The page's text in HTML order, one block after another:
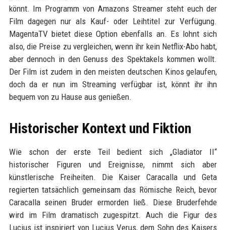
könnt. Im Programm von Amazons Streamer steht euch der
Film dagegen nur als Kauf- oder Leihtitel zur Verfügung.
MagentaTV bietet diese Option ebenfalls an. Es lohnt sich
also, die Preise zu vergleichen, wenn ihr kein Netflix-Abo habt,
aber dennoch in den Genuss des Spektakels kommen wollt.
Der Film ist zudem in den meisten deutschen Kinos gelaufen,
doch da er nun im Streaming verfügbar ist, könnt ihr ihn
bequem von zu Hause aus genießen.
Historischer Kontext und Fiktion
Wie schon der erste Teil bedient sich „Gladiator II“
historischer Figuren und Ereignisse, nimmt sich aber
künstlerische Freiheiten. Die Kaiser Caracalla und Geta
regierten tatsächlich gemeinsam das Römische Reich, bevor
Caracalla seinen Bruder ermorden ließ. Diese Bruderfehde
wird im Film dramatisch zugespitzt. Auch die Figur des
Lucius ist inspiriert von Lucius Verus, dem Sohn des Kaisers